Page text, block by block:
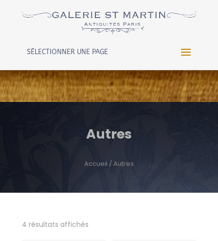
Warning: Constant WP_CRON_LOCK_TIMEOUT already
/htdocs/wp-config.phpon line
SÉLECTIONNER UNE PAGE
Autres
Accueil / Autres
4 résultats affichés